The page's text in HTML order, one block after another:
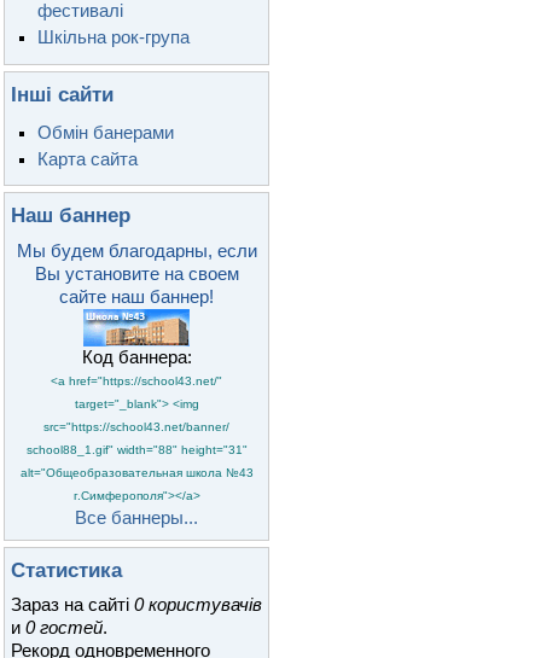
фестивалі
Шкільна рок-група
Інші сайти
Обмін банерами
Карта сайта
Наш баннер
Мы будем благодарны, если
Вы установите на своем
сайте наш баннер!
Код баннера:
<a href="https://school43.net/"
target="_blank"> <img
src="https://school43.net/banner/
school88_1.gif" width="88" height="31"
alt="Общеобразовательная школа №43
г.Симферополя"></a>
Все баннеры...
Статистика
Зараз на сайті 0 користувачів
и 0 гостей.
Рекорд одновременного